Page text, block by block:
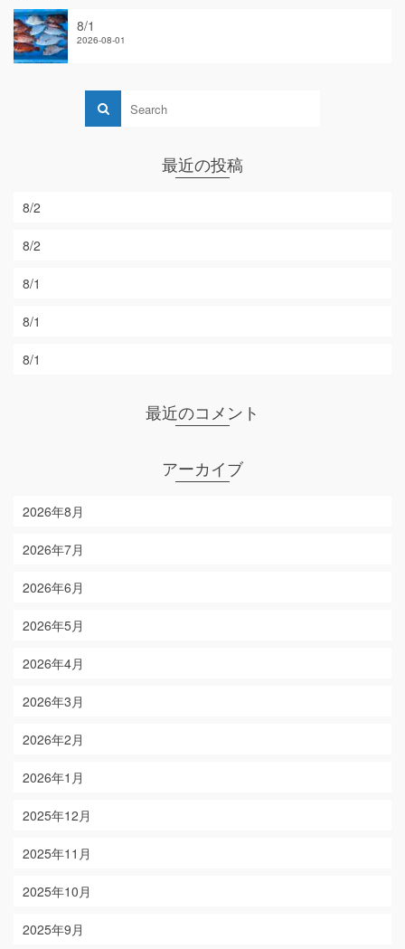
8/1
2026-08-01
最近の投稿
8/2
8/2
8/1
8/1
8/1
最近のコメント
アーカイブ
2026年8月
2026年7月
2026年6月
2026年5月
2026年4月
2026年3月
2026年2月
2026年1月
2025年12月
2025年11月
2025年10月
2025年9月